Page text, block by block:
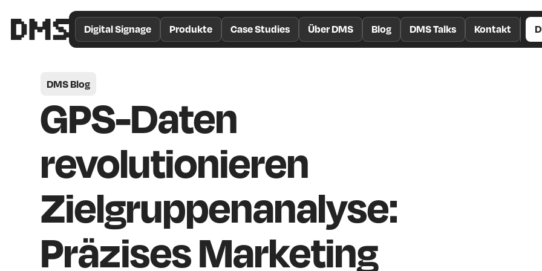
Theme
Digital Signage Produkte Case Studies Über DMS Blog DMS Talks Kontakt
DMS Blog
GPS-Daten
revolutionieren
Zielgruppenanalyse:
Präzises Marketing